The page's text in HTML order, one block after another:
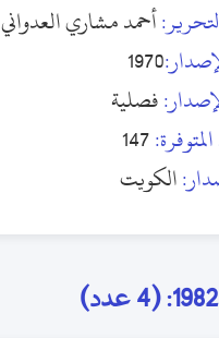
أحمد مشاري العدواني
1970
فصلية
147
الكويت